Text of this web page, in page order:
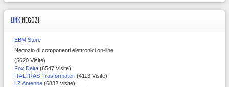
LINK NEGOZI
EBM Store
Negozio di componenti elettronici on-line.
(5620 Visite)
Fox Delta (6547 Visite)
ITALTRAS Trasformatori (4113 Visite)
LZ Antenne (6832 Visite)